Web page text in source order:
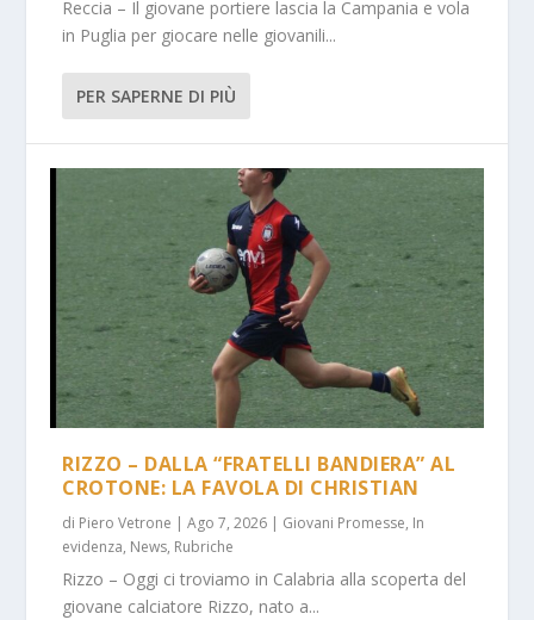
Reccia – Il giovane portiere lascia la Campania e vola
in Puglia per giocare nelle giovanili...
PER SAPERNE DI PIÙ
RIZZO – DALLA “FRATELLI BANDIERA” AL
CROTONE: LA FAVOLA DI CHRISTIAN
di Piero Vetrone |Ago 7, 2026 | Giovani Promesse, In
evidenza, News, Rubriche
Rizzo – Oggi ci troviamo in Calabria alla scoperta del
giovane calciatore Rizzo, nato a...